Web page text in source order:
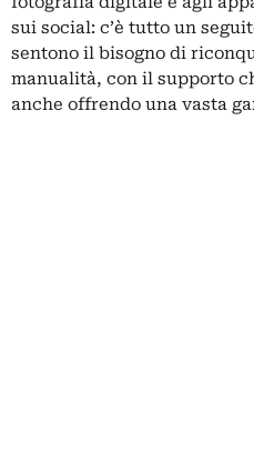
sui social: c’è tutto un
sentono il bisogno di
manualità, con il supporto
anche offrendo una vasta